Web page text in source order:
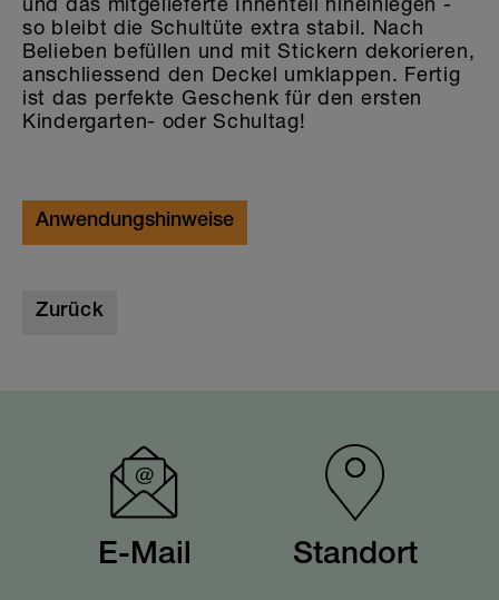
so bleibt die Schultüte extra stabil. Nach
Belieben befüllen und mit Stickern dekorieren,
anschliessend den Deckel umklappen. Fertig
ist das perfekte Geschenk für den ersten
Kindergarten- oder Schultag!
Anwendungshinweise
Zurück
E-Mail Standort